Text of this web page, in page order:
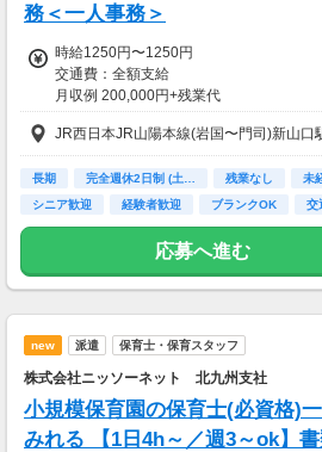
務＜一人事務＞
時給1250円〜1250円
交通費：全額支給
月収例 200,000円+残業代
JR西日本JR山陽本線(岩国〜門司)新山口
長期 完全週休2日制 (土… 残業なし 未
シニア歓迎
経験者歓迎 ブランクOK 交
応募へ進む
new 派遣 保育士・保育スタッフ
株式会社ニッソーネット 北九州支社
小規模保育園の保育士(必資格)
みれる 【1日4h～／週3～ok】